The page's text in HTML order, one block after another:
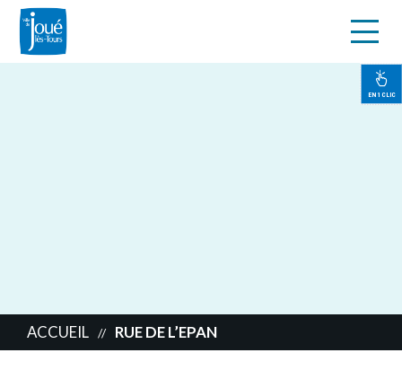
EN 1 CLIC
ACCUEIL // RUE DE L’EPAN